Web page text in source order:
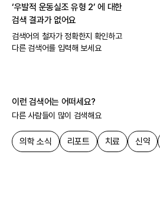
‘우발적 운동실조 유형 2’ 에 대한
검색 결과가 없어요
검색어의 철자가 정확한지 확인하고
다른 검색어를 입력해 보세요
이런 검색어는 어떠세요?
다른 사람들이 많이 검색해요
의학 소식 리포트 치료 신약